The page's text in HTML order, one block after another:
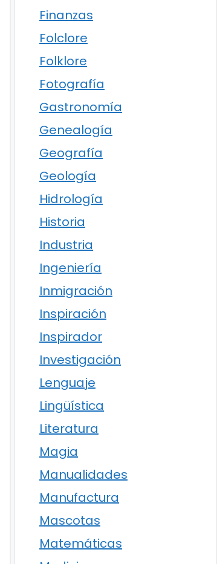
Finanzas
Folclore
Folklore
Fotografía
Gastronomía
Genealogía
Geografía
Geología
Hidrología
Historia
Industria
Ingeniería
Inmigración
Inspiración
Inspirador
Investigación
Lenguaje
Lingüística
Literatura
Magia
Manualidades
Manufactura
Mascotas
Matemáticas